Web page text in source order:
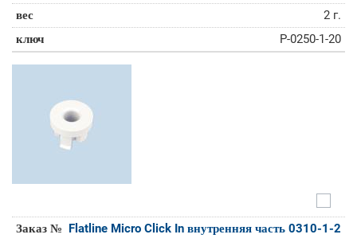
2 г.
P-0250-1-20
Flatline Micro Click In внутренняя часть 0310-1-2